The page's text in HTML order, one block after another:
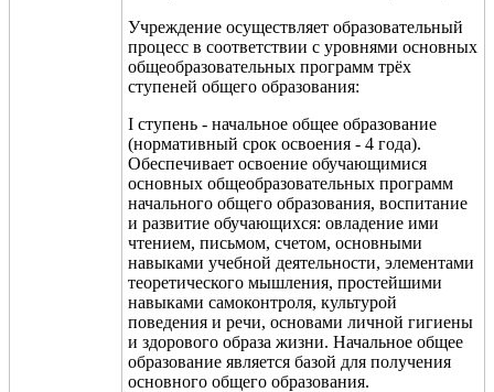
Учреждение осуществляет образовательный
процесс в соответствии с уровнями основных
общеобразовательных программ трёх
ступеней общего образования:
I ступень - начальное общее образование
(нормативный срок освоения - 4 года).
Обеспечивает освоение обучающимися
основных общеобразовательных программ
начального общего образования, воспитание
и развитие обучающихся: овладение ими
чтением, письмом, счетом, основными
навыками учебной деятельности, элементами
теоретического мышления, простейшими
навыками самоконтроля, культурой
поведения и речи, основами личной гигиены
и здорового образа жизни. Начальное общее
образование является базой для получения
основного общего образования.